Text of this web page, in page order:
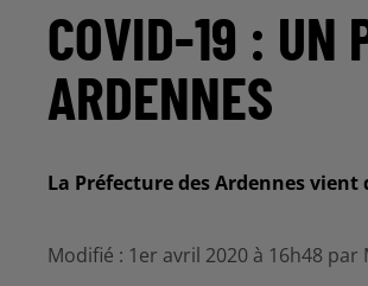
COVID-19 : UN
ARDENNES
La Préfecture des Ardennes
Modifié : 1er avril 2020 à 16h48 par